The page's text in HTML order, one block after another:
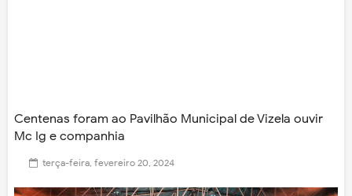
Centenas foram ao Pavilhão Municipal de Vizela ouvir
Mc Ig e companhia
terça-feira, fevereiro 20, 2024